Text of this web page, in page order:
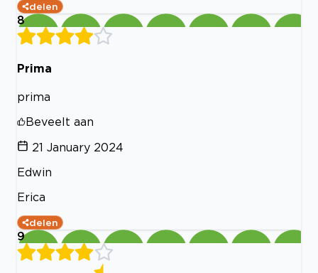
delen
8
Prima
prima
Beveelt aan
21 January 2024
Edwin
Erica
delen
9